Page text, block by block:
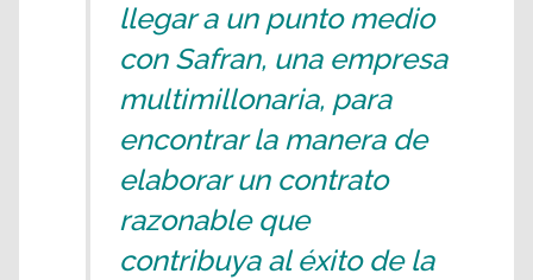
llegar a un punto medio
con Safran, una empresa
multimillonaria, para
encontrar la manera de
elaborar un contrato
razonable que
contribuya al éxito de la